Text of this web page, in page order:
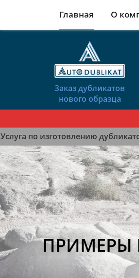
Главная О
Заказ дубликатов
нового образца
Услуга по изготовлению
ПРИМЕРЫ